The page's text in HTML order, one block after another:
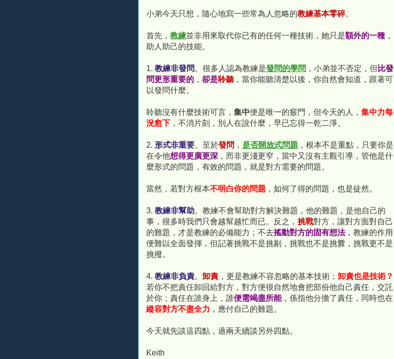
小弟今天只想，隨心地寫一些常為人忽略的教練基本零碎。
首先， 教練並非用來取代你已有的任何一種技術，她只是額外的一種 ，
助人助己的技能。
1. 教練非發問 。很多人認為教練是發問的學問 ，小弟並不否定，但 比發
問更形重要的 ， 卻是聆聽，當你能聽清楚以後，你自然會知道，跟著可
以發問什麼。
聆聽沒有什麼技術可言， 集中便是唯一的竅門，但今天的人， 集中力每
況愈下 ，不消片刻，別人在說什麼，早已忘得一乾二淨。
2. 形式非重要。至於發問 ， 是否開放式問題 ，根本不是重點，只要你是
在令他想得更廣更深 ，而非更淺更窄，當中又沒有主觀引導，管他是什
麼形式的問題，有效的問題，就是對方需要的問題。
當然，若對方根本不明白你的問題 ，如何了得的問題，也是徒然。
3. 教練非幫助。教練不會幫助對方解決難題，他的難題，是他自己的
事，很多時我們只會越幫越忙而已。反之， 挑戰對方，讓對方面對自己
的難題，才是教練的必備能力；不去搖動對方的固有想法，教練的作用
便難以全面發揮，但記著挑戰不是挑剔，挑戰也不是挑釁，挑戰更不是
挑撥。
4. 教練非負責。 卸責 ，更是教練不容忽略的基本技術； 卸責也是技術？
若你不把責任卸回給對方，對方便很自然地會把部份他自己責任，交託
於你；責任在誰身上，誰便需竭盡所能，係指他分擔了責任，同時也在
縱容對方不盡全力 ，應付自己的難題。
今天就先談這四點，過兩天續談另外四點。
Keith